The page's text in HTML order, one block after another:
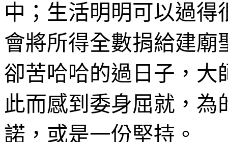
中；生活明明可以過
會將所得全數捐給建廟
卻苦哈哈的過日子，大
此而感到委身屈就，
諾，或是一份堅持。